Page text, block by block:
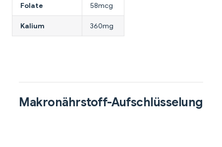
Folate 58mcg
Kalium 360mg
Makronährstoff-Aufschlüsselung